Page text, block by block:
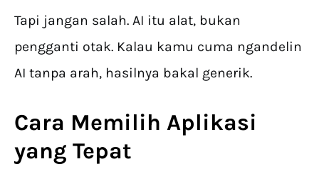
Tapi jangan salah. AI itu alat, bukan
pengganti otak. Kalau kamu cuma ngandelin
AI tanpa arah, hasilnya bakal generik.
Cara Memilih Aplikasi
yang Tepat